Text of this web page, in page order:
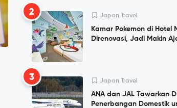
2 Japan Travel
Kamar Pokemon di Hotel
Direnovasi, Jadi Makin
3 Japan Travel
ANA dan JAL Tawarkan
Penerbangan Domestik